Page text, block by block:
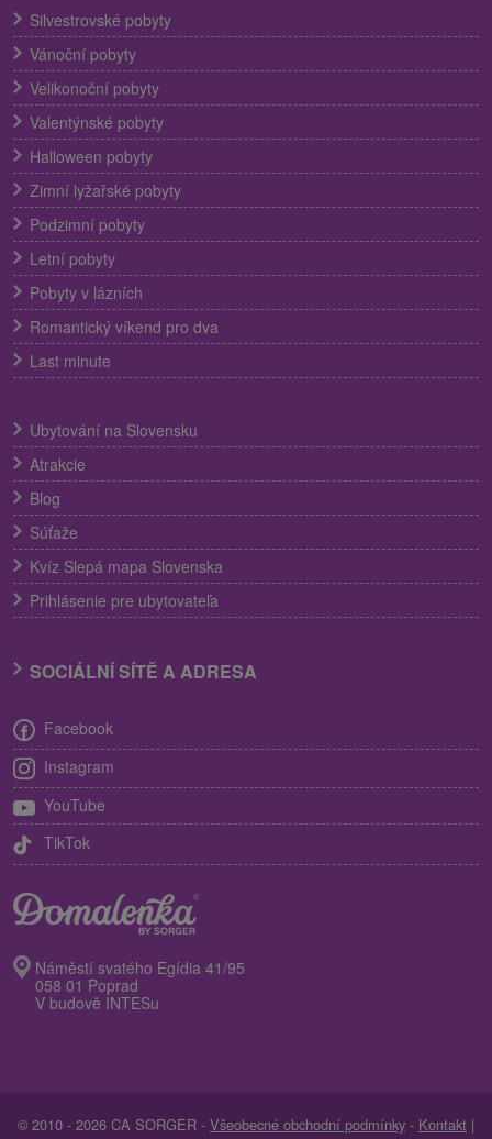
Silvestrovské pobyty
Vánoční pobyty
Velikonoční pobyty
Valentýnské pobyty
Halloween pobyty
Zimní lyžařské pobyty
Podzimní pobyty
Letní pobyty
Pobyty v lázních
Romantický víkend pro dva
Last minute
Ubytování na Slovensku
Atrakcie
Blog
Súťaže
Kvíz Slepá mapa Slovenska
Prihlásenie pre ubytovateľa
SOCIÁLNÍ SÍTĚ A ADRESA
Facebook
Instagram
YouTube
TikTok
Náměstí svatého Egídia 41/95
058 01 Poprad
V budově INTESu
© 2010 - 2026 CA SORGER - Všeobecné obchodní podmínky - Kontakt |